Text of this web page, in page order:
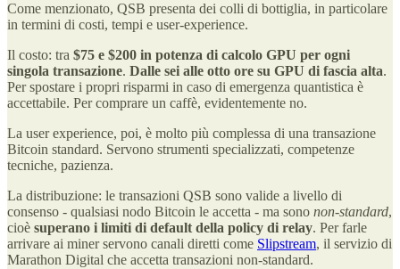
Come menzionato, QSB presenta dei colli di bottiglia, in particolare
in termini di costi, tempi e user-experience.
Il costo: tra $75 e $200 in potenza di calcolo GPU per ogni
singola transazione. Dalle sei alle otto ore su GPU di fascia alta.
Per spostare i propri risparmi in caso di emergenza quantistica è
accettabile. Per comprare un caffè, evidentemente no.
La user experience, poi, è molto più complessa di una transazione
Bitcoin standard. Servono strumenti specializzati, competenze
tecniche, pazienza.
La distribuzione: le transazioni QSB sono valide a livello di
consenso - qualsiasi nodo Bitcoin le accetta - ma sono non-standard,
cioè superano i limiti di default della policy di relay. Per farle
arrivare ai miner servono canali diretti come Slipstream, il servizio di
Marathon Digital che accetta transazioni non-standard.